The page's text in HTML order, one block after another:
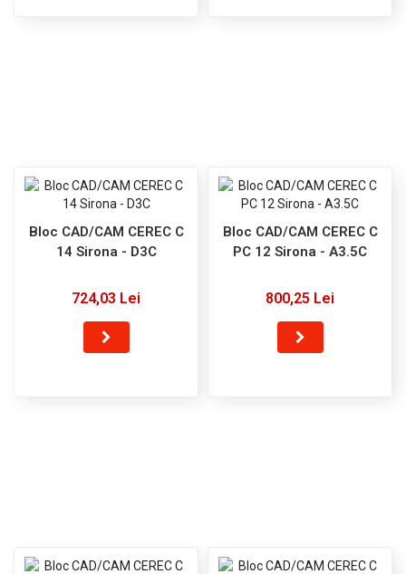
Bloc CAD/CAM CEREC C
14 Sirona - D3C
724,03 Lei
Bloc CAD/CAM CEREC C
PC 12 Sirona - A3.5C
800,25 Lei